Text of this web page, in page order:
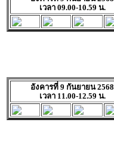
เวลา 09.00-10.59 น.
อังคารที่ 9 กันยายน 2568
เวลา 11.00-12.59 น.